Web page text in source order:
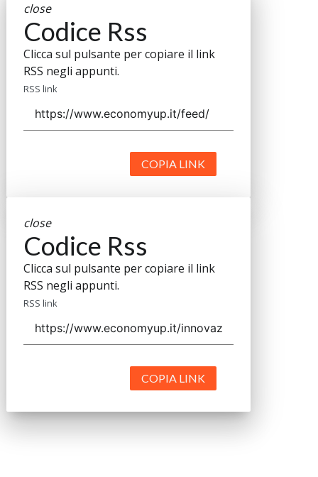
close
Codice Rss
Clicca sul pulsante per copiare il link
RSS negli appunti.
RSS link
COPIA LINK
close
Codice Rss
Clicca sul pulsante per copiare il link
RSS negli appunti.
RSS link
COPIA LINK